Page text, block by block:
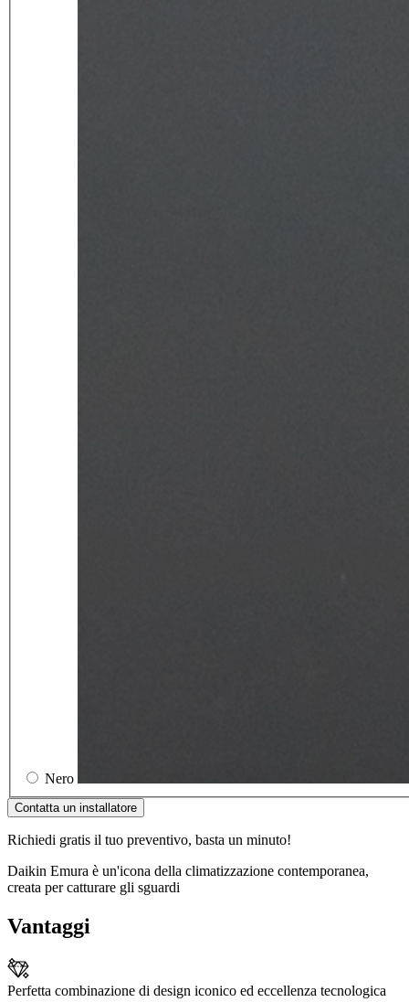
Nero
Contatta un installatore
Richiedi gratis il tuo preventivo, basta un minuto!
Daikin Emura è un'icona della climatizzazione contemporanea,
creata per catturare gli sguardi
Vantaggi
Perfetta combinazione di design iconico ed eccellenza tecnologica